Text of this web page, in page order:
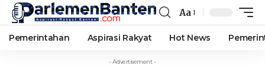
Font
Resizer
Aa
Pemerintahan Aspirasi Rakyat Hot News
- Advertisement -